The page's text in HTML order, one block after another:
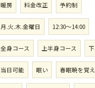
暖房 料金改正 予約制
月.火.木.金曜日 12:30〜14:00
全身コース 上半身コース
当日可能 眠い 春眠暁を覚